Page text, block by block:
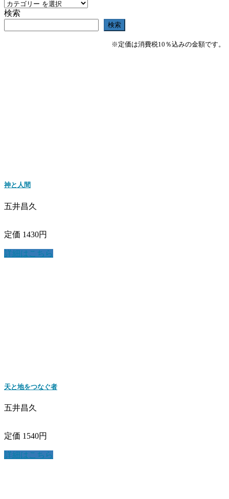
検索
検索
※定価は消費税10％込みの金額です。
神と人間
五井昌久
定価 1430円
詳細はこちら
天と地をつなぐ者
五井昌久
定価 1540円
詳細はこちら